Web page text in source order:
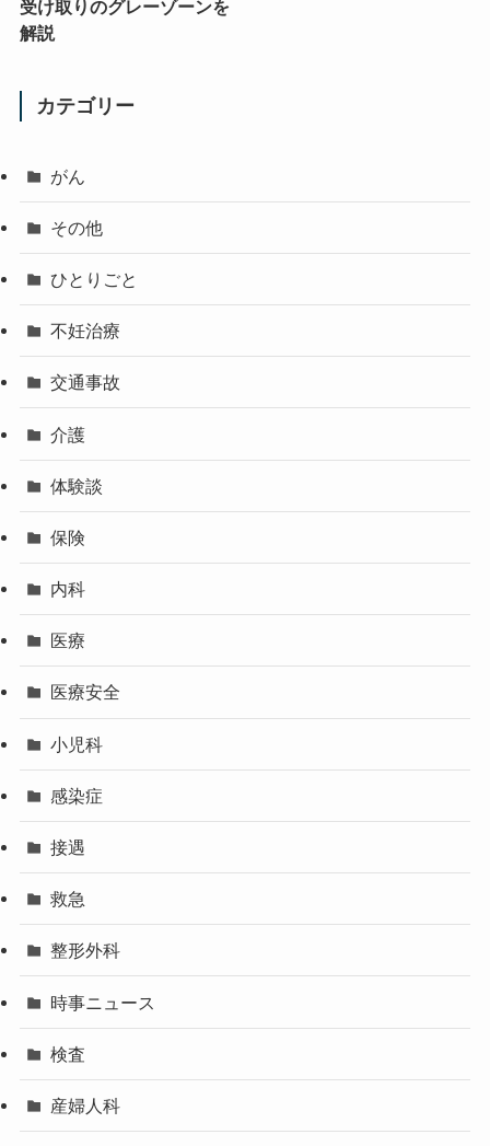
受け取りのグレーゾーンを
解説
カテゴリー
がん
その他
ひとりごと
不妊治療
交通事故
介護
体験談
保険
内科
医療
医療安全
小児科
感染症
接遇
救急
整形外科
時事ニュース
検査
産婦人科